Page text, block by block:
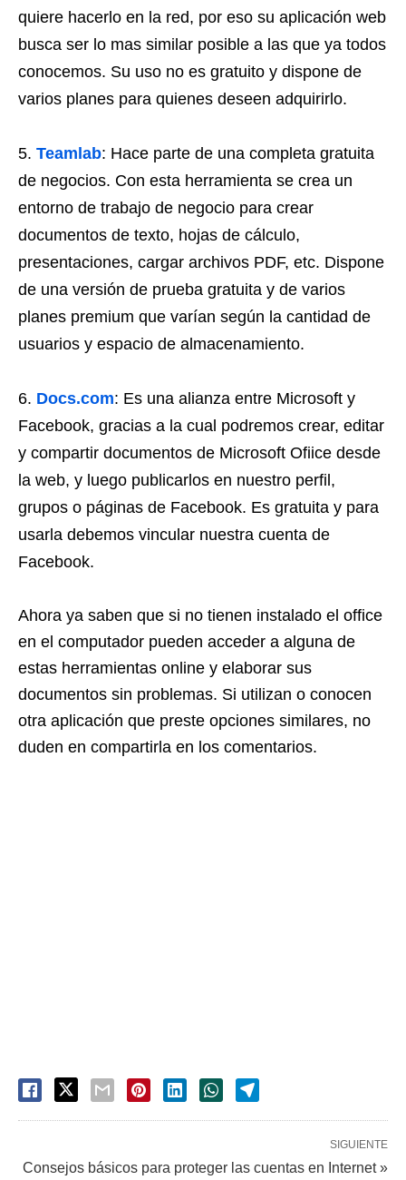
quiere hacerlo en la red, por eso su aplicación web
busca ser lo mas similar posible a las que ya todos
conocemos. Su uso no es gratuito y dispone de
varios planes para quienes deseen adquirirlo.
Teamlab: Hace parte de una completa gratuita
de negocios. Con esta herramienta se crea un
entorno de trabajo de negocio para crear
documentos de texto, hojas de cálculo,
presentaciones, cargar archivos PDF, etc. Dispone
de una versión de prueba gratuita y de varios
planes premium que varían según la cantidad de
usuarios y espacio de almacenamiento.
Docs.com: Es una alianza entre Microsoft y
Facebook, gracias a la cual podremos crear, editar
y compartir documentos de Microsoft Ofiice desde
la web, y luego publicarlos en nuestro perfil,
grupos o páginas de Facebook. Es gratuita y para
usarla debemos vincular nuestra cuenta de
Facebook.
Ahora ya saben que si no tienen instalado el office
en el computador pueden acceder a alguna de
estas herramientas online y elaborar sus
documentos sin problemas. Si utilizan o conocen
otra aplicación que preste opciones similares, no
duden en compartirla en los comentarios.
SIGUIENTE
Consejos básicos para proteger las cuentas en Internet »